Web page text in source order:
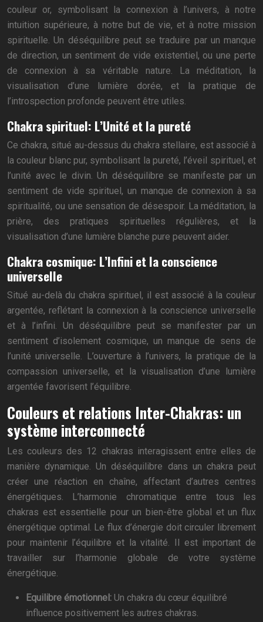
couleur or, symbolisant la connexion à l’univers, à notre
intuition supérieure, à notre but de vie, et à notre mission
spirituelle. Un déséquilibre peut se traduire par un manque
de direction, un sentiment de vide existentiel, ou une perte
de connexion à sa véritable nature. La méditation, la
visualisation d’une lumière dorée, et la pratique de
l’introspection profonde peuvent être utiles.
Chakra spirituel: L’Unité et la pureté
Ce chakra, situé au-dessus du chakra stellaire, est associé à
la couleur blanc pur, symbolisant la pureté, l’éveil spirituel, et
l’unité avec le divin. Un déséquilibre se manifeste par un
sentiment de vide spirituel, un manque de connexion à sa
spiritualité, ou une sensation de désespoir. La méditation, la
prière, des pratiques spirituelles régulières, et la
visualisation d’une lumière blanche pure peuvent aider.
Chakra cosmique: L’Infini et la conscience
universelle
Situé au-delà du chakra spirituel, il est associé à la couleur
argentée, reflétant la connexion à la conscience universelle
et à l’infini. Un déséquilibre peut se manifester par un
sentiment d’isolement cosmique, un manque de sens de
l’unité universelle. L’ouverture à l’univers, la pratique de la
compassion universelle, et la visualisation d’une lumière
argentée favorisent l’équilibre.
Couleurs et relations Inter-Chakras: un
système interconnecté
Les couleurs des 12 chakras interagissent entre elles de
manière dynamique. Un déséquilibre dans un chakra peut
créer une réaction en chaîne, affectant d’autres centres
énergétiques. L’harmonie chromatique entre tous les
chakras est essentielle pour un bien-être global et un flux
énergétique optimal. Le flux d’énergie doit circuler librement
pour maintenir l’équilibre et la vitalité. Il est important de
travailler sur l’harmonie globale de votre système
énergétique.
Equilibre émotionnel: Un chakra du cœur équilibré
influence positivement les autres chakras.